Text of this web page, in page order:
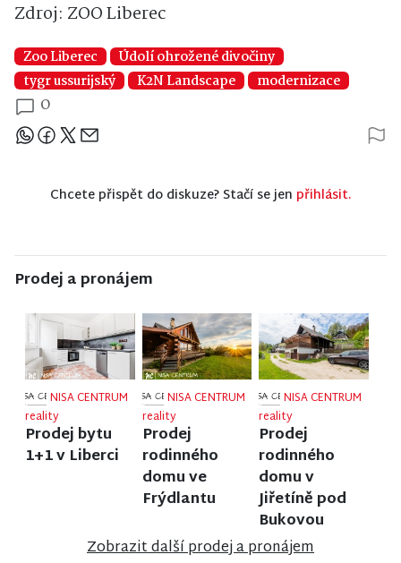
Zdroj: ZOO Liberec
Zoo Liberec
Údolí ohrožené divočiny
tygr ussurijský
K2N Landscape modernizace
0
Sdílejte článek
Chcete přispět do diskuze? Stačí se jen přihlásit.
Prodej a pronájem
NISA CENTRUM
reality
Prodej bytu
1+1 v Liberci
NISA CENTRUM
reality
Prodej
rodinného
domu ve
Frýdlantu
NISA CENTRUM
reality
Prodej
rodinného
domu v
Jiřetíně pod
Bukovou
Zobrazit další prodej a pronájem